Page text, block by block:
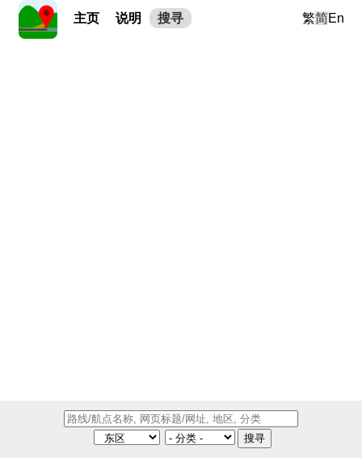
主页 说明 搜寻 繁简En
搜寻